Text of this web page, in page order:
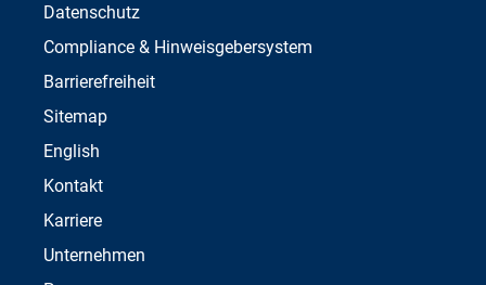
Datenschutz
Compliance & Hinweisgebersystem
Barrierefreiheit
Sitemap
English
Kontakt
Karriere
Unternehmen